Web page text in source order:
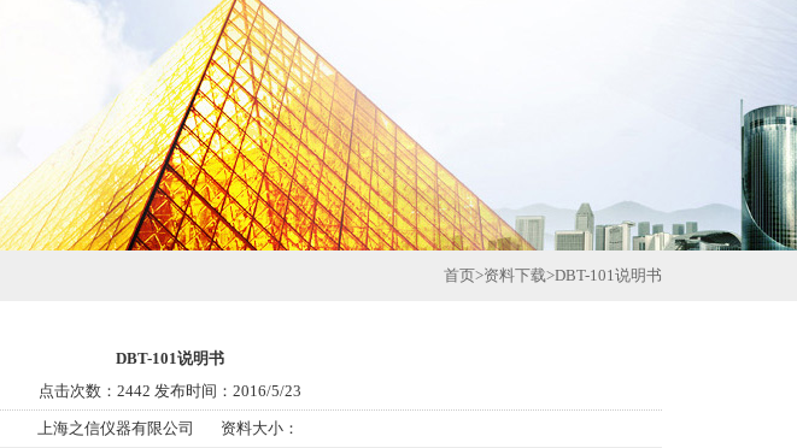
首页>资料下载>DBT-101说明书
DBT-101说明书
点击次数：2442 发布时间：2016/5/23
上海之信仪器有限公司
资料大小：